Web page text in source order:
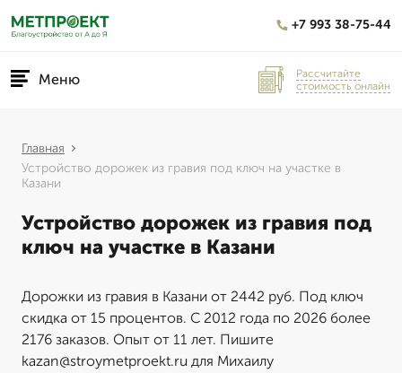
+7 993 38-75-44
Меню
Рассчитайте
стоимость онлайн
Главная
Устройство дорожек из гравия под ключ на участке в
Казани
Устройство дорожек из гравия под
ключ на участке в Казани
Дорожки из гравия в Казани от 2442 руб. Под ключ
скидка от 15 процентов. С 2012 года по 2026 более
2176 заказов. Опыт от 11 лет. Пишите
kazan@stroymetproekt.ru для Михаилу